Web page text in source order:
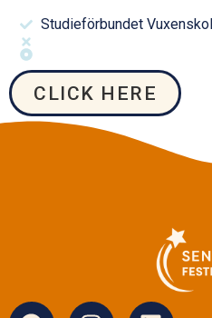
Studieförbundet
CLICK HERE